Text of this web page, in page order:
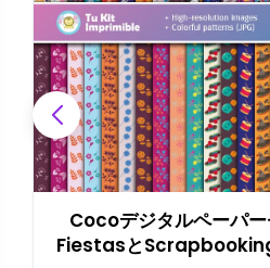
Cocoデジタルペーパ
Fiestasと